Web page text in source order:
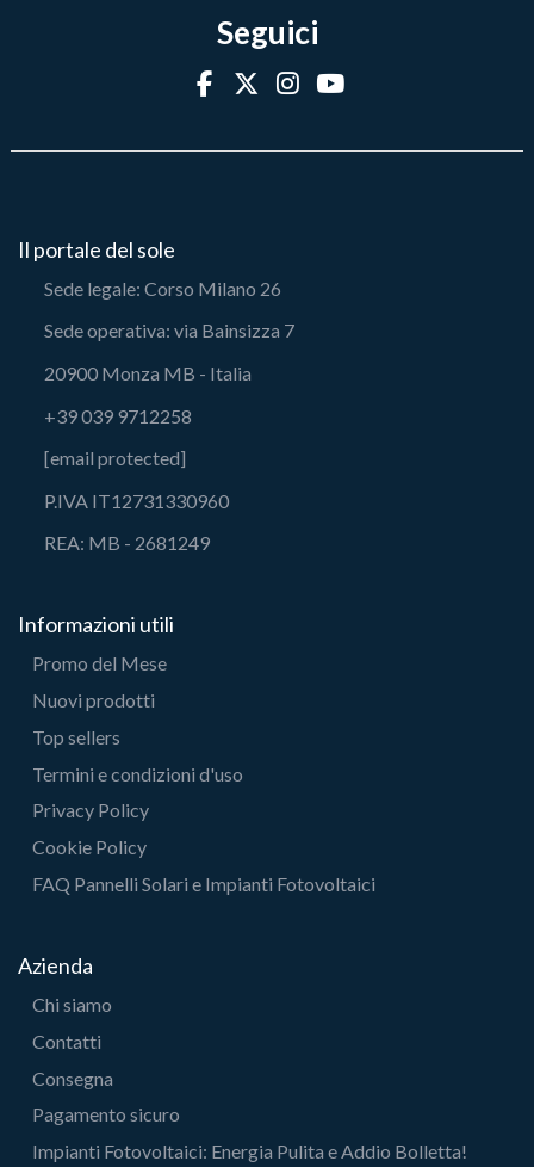
Seguici
Il portale del sole
Sede legale: Corso Milano 26
Sede operativa: via Bainsizza 7
20900 Monza MB - Italia
+39 039 9712258
[email protected]
P.IVA IT12731330960
REA: MB - 2681249
Informazioni utili
Promo del Mese
Nuovi prodotti
Top sellers
Termini e condizioni d'uso
Privacy Policy
Cookie Policy
FAQ Pannelli Solari e Impianti Fotovoltaici
Azienda
Chi siamo
Contatti
Consegna
Pagamento sicuro
Impianti Fotovoltaici: Energia Pulita e Addio Bolletta!